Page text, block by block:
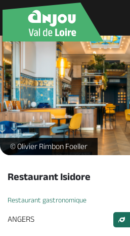
À voir, à faire
Agenda
Séjours, cadeaux
-
© Olivier Rimbon Foeller
Restaurant Isidore
Restaurant gastronomique
ANGERS